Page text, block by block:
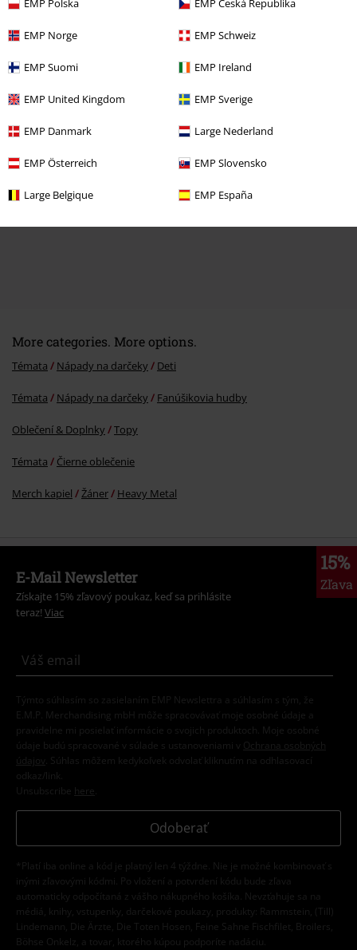
EMP Polska EMP Česká Republika
EMP Norge EMP Schweiz
EMP Suomi EMP Ireland
EMP United Kingdom EMP Sverige
EMP Danmark Large Nederland
EMP Österreich EMP Slovensko
Large Belgique EMP España
More categories. More options.
Témata Nápady na darčeky Deti
Témata Nápady na darčeky Fanúšikovia hudby
Oblečení & Doplnky Topy
Témata Čierne oblečenie
Merch kapiel Žáner Heavy Metal
15%
Zľava
E-Mail Newsletter
Získajte 15% zľavový poukaz, keď sa prihlásite
teraz! Viac
Týmto súhlasím so zasielaním EMP Newslettra a súhlasím s tým, že
E.M.P. Merchandising mbH môže spracovávať moje osobné údaje a
pravidelne mi posielať informácie o svojich produktoch. Moje osobné
údaje budú spracované v súlade s ustanoveniami v
Ochrana osobných
údajov
. Súhlas môžem kedykoľvek odvolať kliknutím na odhlasovací
odkaz/link.
Unsubscribe here
Odoberať
*Platí iba online a kód je platný len 4 týždne. Nie je možné kombinovať s
inými zľavovými kódmi. Po vložení a potvrdení kódu bude zľava
automaticky odpočítaná z vášho nákupného košíka. Nevzťahuje sa na
médiá, knihy, vstupenky, darčekové poukazy, produkty: Rammstein, (Till)
Lindemann, Die Ärzte, Die Toten Hosen, Feine Sahne Fischfilet, Broilers,
Böhse Onkelz, a tovar, ktorého kúpou podporíte nadáciu.